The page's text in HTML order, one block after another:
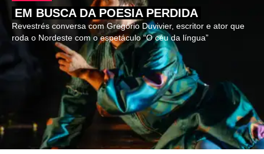
EM BUSCA DA POESIA PERDIDA
Revestrés conversa com Gregório Duvivier, escritor e ator que
roda o Nordeste com o espetáculo “O céu da língua”